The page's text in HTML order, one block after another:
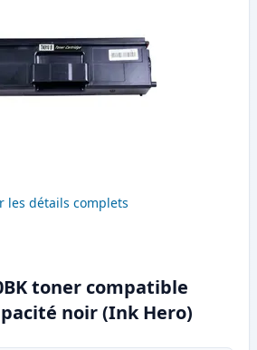
les détails complets
toner compatible
noir (Ink Hero)